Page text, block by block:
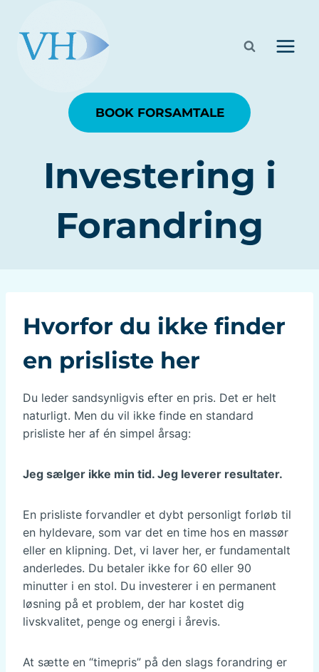
indhold
BOOK FORSAMTALE
Investering i
Forandring
Hvorfor du ikke finder
en prisliste her
Du leder sandsynligvis efter en pris. Det er helt
naturligt. Men du vil ikke finde en standard
prisliste her af én simpel årsag:
Jeg sælger ikke min tid. Jeg leverer resultater.
En prisliste forvandler et dybt personligt forløb til
en hyldevare, som var det en time hos en massør
eller en klipning. Det, vi laver her, er fundamentalt
anderledes. Du betaler ikke for 60 eller 90
minutter i en stol. Du investerer i en permanent
løsning på et problem, der har kostet dig
livskvalitet, penge og energi i årevis.
At sætte en “timepris” på den slags forandring er